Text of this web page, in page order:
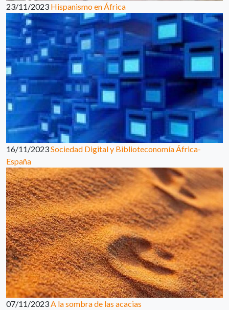
23/11/2023 Hispanismo en África
16/11/2023Sociedad Digital y Biblioteconomía África-
España
07/11/2023A la sombra de las acacias